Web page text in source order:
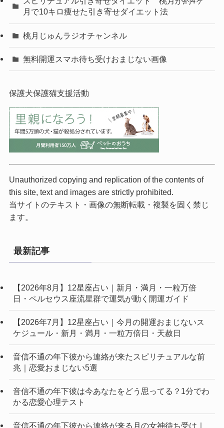
月で10キロ痩せた引き寄せダイエット法
桃月じゅんラジオチャンネル
無料開運スマホ待ち受けおまじない画像
保護犬保護猫支援活動
Unauthorized copying and replication of the contents of
this site, text and images are strictly prohibited.
当サイトのテキスト・画像の無断転載・複製を固く禁じ
ます。
最新記事
【2026年8月】12星座占い｜新月・満月・一粒万倍
日・ペルセウス座流星群で運気が動く開運ガイド
【2026年7月】12星座占い｜今月の開運おまじないス
ケジュール・新月・満月・一粒万倍日・天赦日
音信不通の年下彼から連絡が来たスピリチュアルな前
兆｜恋愛おまじない5選
音信不通の年下彼は今あなたをどう思ってる？1分でわ
かる恋愛心理テスト
音信不通の年下彼から連絡が来る月の女神待ち受け｜